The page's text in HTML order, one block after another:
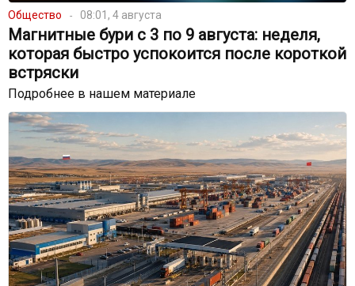
Общество 08:01, 4 августа
Магнитные бури с 3 по 9 августа: неделя,
которая быстро успокоится после короткой
встряски
Подробнее в нашем материале